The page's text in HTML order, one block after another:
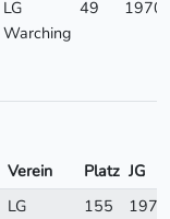
LG
Warching
49 1970
Verein Platz JG
LG
155 1970